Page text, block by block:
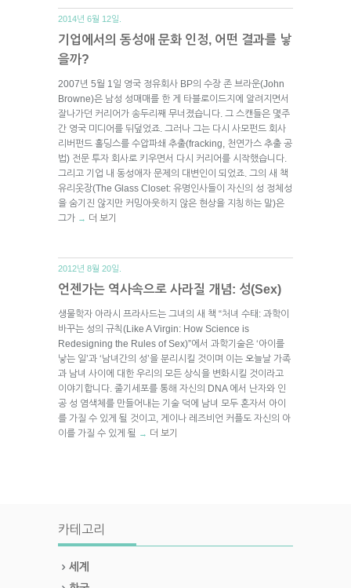
2014년 6월 12일.
기업에서의 동성애 문화 인정, 어떤 결과를 낳
을까?
2007년 5월 1일 영국 정유회사 BP의 수장 존 브라운(John
Browne)은 남성 성매매를 한 게 타블로이드지에 알려지면서
잘나가던 커리어가 송두리째 무너졌습니다. 그 스캔들은 몇주
간 영국 미디어를 뒤덮었죠. 그러나 그는 다시 사모펀드 회사
리버펀드 홀딩스를 수압파쇄 추출(fracking, 천연가스 추출 공
법) 전문 투자 회사로 키우면서 다시 커리어를 시작했습니다.
그리고 기업 내 동성애자 문제의 대변인이 되었죠. 그의 새 책
유리옷장(The Glass Closet: 유명인사들이 자신의 성 정체성
을 숨기진 않지만 커밍아웃하지 않은 현상을 지칭하는 말)은
그가 → 더 보기
2012년 8월 20일.
언젠가는 역사속으로 사라질 개념: 성(Sex)
생물학자 아라시 프라사드는 그녀의 새 책 “처녀 수태: 과학이
바꾸는 성의 규칙(Like A Virgin: How Science is
Redesigning the Rules of Sex)”에서 과학기술은 ‘아이를
낳는 일’과 ‘남녀간의 성’을 분리시킬 것이며 이는 오늘날 가족
과 남녀 사이에 대한 우리의 모든 상식을 변화시킬 것이라고
이야기합니다. 줄기세포를 통해 자신의 DNA 에서 난자와 인
공 성 염색체를 만들어내는 기술 덕에 남녀 모두 혼자서 아이
를 가질 수 있게 될 것이고, 게이나 레즈비언 커플도 자신의 아
이를 가질 수 있게 될 → 더 보기
카테고리
세계